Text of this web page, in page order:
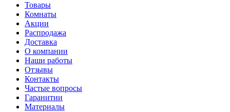
Товары
Комнаты
Акции
Распродажа
Доставка
О компании
Наши работы
Отзывы
Контакты
Частые вопросы
Гаранитии
Материалы